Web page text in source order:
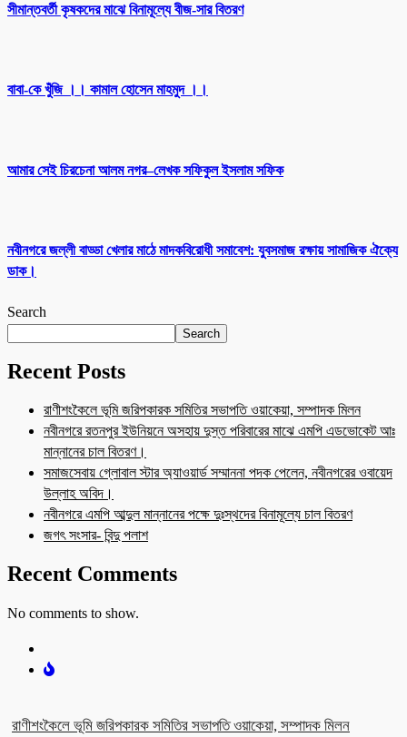
সীমান্তবর্তী কৃষকদের মাঝে বিনামূল্যে বীজ-সার বিতরণ
বাবা-কে খুঁজি ।। কামাল হোসেন মাহমুদ ।।
আমার সেই চিরচেনা আলম নগর–লেখক সফিকুল ইসলাম সফিক
নবীনগরে জল্লী বাড্ডা খেলার মাঠে মাদকবিরোধী সমাবেশ: যুবসমাজ রক্ষায় সামাজিক ঐক্যে
ডাক।
Search
Search
Recent Posts
রাণীশংকৈলে ভূমি জরিপকারক সমিতির সভাপতি ওয়াকেয়া, সম্পাদক মিলন
নবীনগরে রতনপুর ইউনিয়নে অসহায় দুস্ত পরিবারের মাঝে এমপি এডভোকেট আঃ
মান্নানের চাল বিতরণ।
সমাজসেবায় গ্লোবাল স্টার অ্যাওয়ার্ড সম্মাননা পদক পেলেন, নবীনগরের ওবায়েদ
উল্লাহ অবিদ।
নবীনগরে এমপি আব্দুল মান্নানের পক্ষে দুঃস্থদের বিনামূল্যে চাল বিতরণ
জগৎ সংসার- বিন্দু পলাশ
Recent Comments
No comments to show.
রাণীশংকৈলে ভূমি জরিপকারক সমিতির সভাপতি ওয়াকেয়া, সম্পাদক মিলন